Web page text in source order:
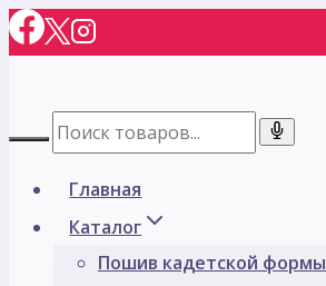
Перейти
к
Главная
Каталог
Пошив кадетской формы